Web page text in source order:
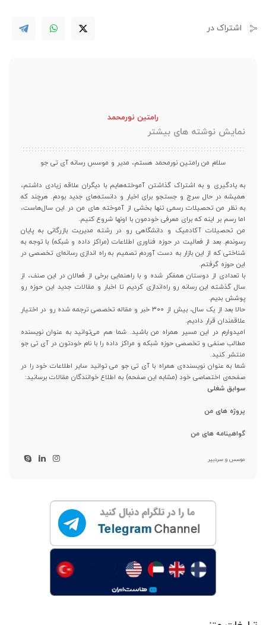
اشتراک در
رامتین نورمحمد
نمایش نوشته های بیشتر
سلام من رامتین نورمحمد هستم، مدیر و موسس رسانه آی تی جو
به یادگیری و به اشتراک گذاشتن آموخته‌هایم با دیگران علاقه زیادی داشتم،
همیشه در حال سرچ و جستجو برای اخبار و دانسته‌های جدید بودم. هرچند که
به نظر من تحصیلات رسمی تنها بخشی از آموخته های من در این سال‌هاست،
اما رسم بر اینه که برای معرفی خودمون با اونها شروع کنیم.
من تحصیلات آکادمیک و دانشگاهی رو در رشته مدیریت بازرگانی به پایان
رسوندم. بعد از فعالیت در حوزه فناوری اطلاعات (مراکز داده و شبکه) با توجه به
شناختی که از این بازار به دست آوردم تصمیم به راه اندازی رسانه‌ای تخصصی در
این حوزه گرفتم.
با تعدادی از دوستان همفکر شده و با راهنمایی برخی از فعالان در این صنف، از
سال گذشته این رسانه رو راه‌اندازی کردیم تا اخبار و مقالات جدید این حوزه رو
پوشش بدیم.
حالا بعد از یک سال، بیش از ۳۰۰ خبر و مقاله تخصصی ترجمه شده رو در اختیار
علاقمندان قرار دادیم.
امیدوارم در این مسیر همراه من باشید. شما هم می‌توانید به عنوان نویسنده
مطالب صنفی و تخصصی حوزه شبکه و مراکز داده را با نام خودتون در آی تی جو
منتشر کنید.
شما به عنوان نویسنده‌ی همراه با آی تی جو می توانید سایر اطلاعات خود را در
صفحه‌ی اختصاصی خود (مشابه این صفحه) به اطلاع خوانندگان مقالات برسانید:
سوابق شغلی
پروژه های من
گواهینامه های من
موسس و سردبیر